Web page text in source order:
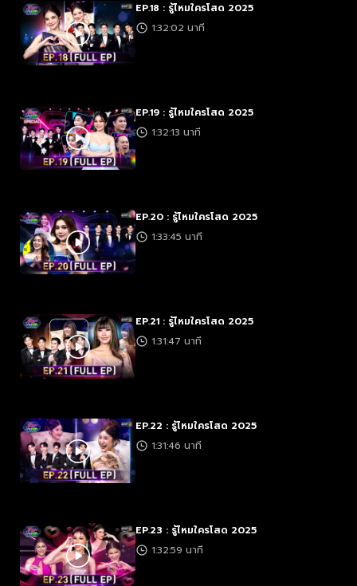
EP.18 : รู้ไหมใครโสด 2025
1:32:02 นาที
EP.19 : รู้ไหมใครโสด 2025
1:32:13 นาที
EP.20 : รู้ไหมใครโสด 2025
1:33:45 นาที
EP.21 : รู้ไหมใครโสด 2025
1:31:47 นาที
EP.22 : รู้ไหมใครโสด 2025
1:31:46 นาที
EP.23 : รู้ไหมใครโสด 2025
1:32:59 นาที